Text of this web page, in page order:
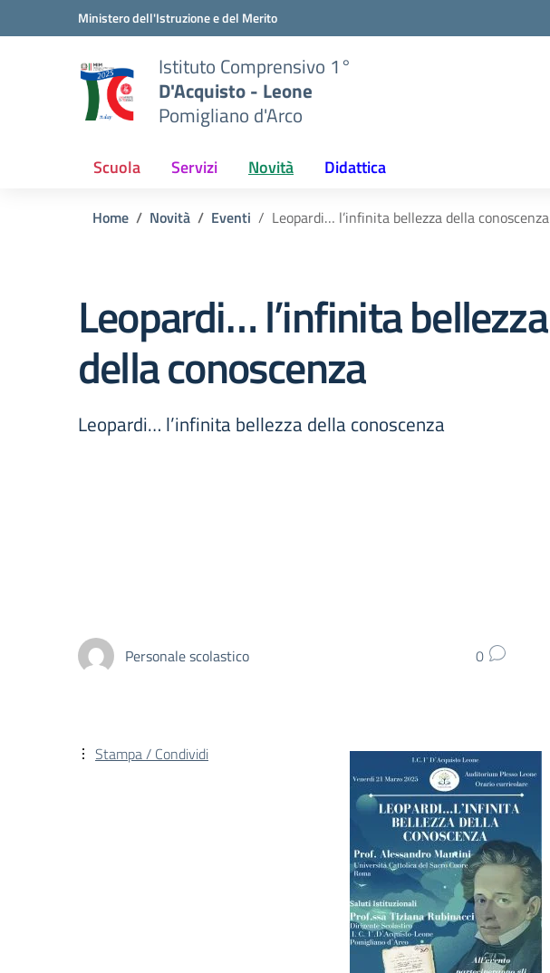
Vai ai contenuti
Vai al menu di navigazioneMinistero dell'Istruzione e del Merito
Istituto Comprensivo 1°
D'Acquisto - Leone
Pomigliano d'Arco
Scuola Servizi Novità Didattica
Home Novità Eventi Leopardi… l’infinita bellezza della conoscenza
Leopardi… l’infinita bellezza
della conoscenza
Leopardi… l’infinita bellezza della conoscenza
Personale scolastico 0
Stampa / Condividi